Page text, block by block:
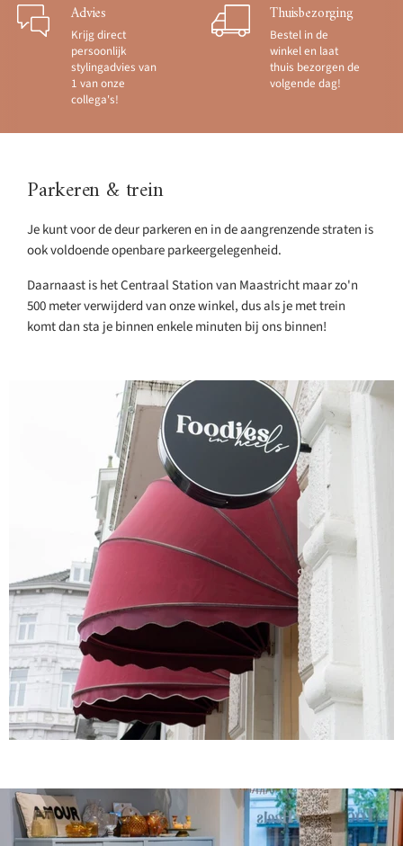
Advies
Krijg direct
persoonlijk
stylingadvies van
1 van onze
collega's!
Thuisbezorging
Bestel in de
winkel en laat
thuis bezorgen de
volgende dag!
Parkeren & trein
Je kunt voor de deur parkeren en in de aangrenzende straten is
ook voldoende openbare parkeergelegenheid.
Daarnaast is het Centraal Station van Maastricht maar zo'n
500 meter verwijderd van onze winkel, dus als je met trein
komt dan sta je binnen enkele minuten bij ons binnen!